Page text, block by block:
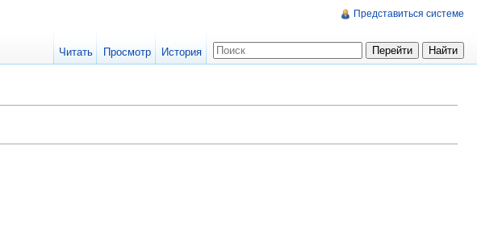
Представиться системе
Читать Просмотр История